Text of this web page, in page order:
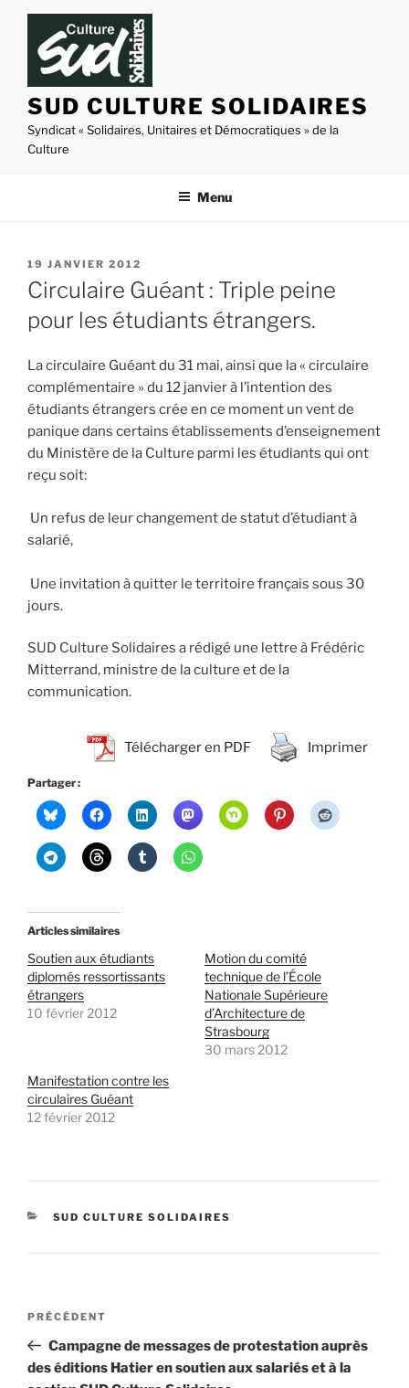
Aller
contenu
principal
SUD CULTURE SOLIDAIRES
Syndicat « Solidaires, Unitaires et Démocratiques » de la
Culture
Menu
PUBLIÉ
LE
19 JANVIER 2012
Circulaire Guéant : Triple peine
pour les étudiants étrangers.
La circulaire Guéant du 31 mai, ainsi que la « circulaire
complémentaire » du 12 janvier à l’intention des
étudiants étrangers crée en ce moment un vent de
panique dans certains établissements d’enseignement
du Ministère de la Culture parmi les étudiants qui ont
reçu soit:
Un refus de leur changement de statut d’étudiant à
salarié,
Une invitation à quitter le territoire français sous 30
jours.
SUD Culture Solidaires a rédigé une lettre à Frédéric
Mitterrand, ministre de la culture et de la
communication.
Télécharger en PDF Imprimer
Partager :
Articles similaires
Soutien aux étudiants
diplomés ressortissants
étrangers
10 février 2012
Motion du comité
technique de l’École
Nationale Supérieure
d’Architecture de
Strasbourg
30 mars 2012
Manifestation contre les
circulaires Guéant
12 février 2012
CATÉGORIES
SUD CULTURE SOLIDAIRES
Navigation
l’article
Article
précédent
PRÉCÉDENT
Campagne de messages de protestation auprès
des éditions Hatier en soutien aux salariés et à la